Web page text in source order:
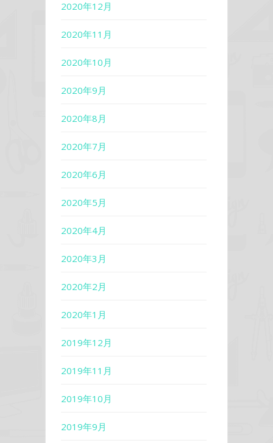
2020年12月
2020年11月
2020年10月
2020年9月
2020年8月
2020年7月
2020年6月
2020年5月
2020年4月
2020年3月
2020年2月
2020年1月
2019年12月
2019年11月
2019年10月
2019年9月